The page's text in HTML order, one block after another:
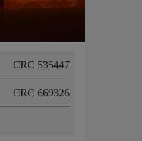
CRC 535447
CRC 669326